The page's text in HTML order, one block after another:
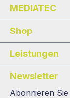
MEDIATEC
Shop
Leistungen
Newsletter
Abonnieren